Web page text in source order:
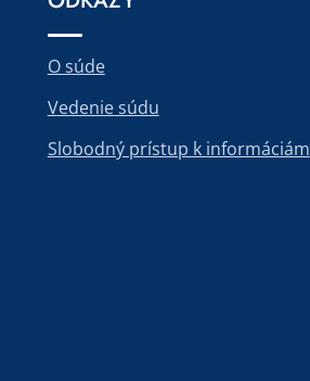
O súde
Vedenie súdu
Slobodný prístup k informáciám